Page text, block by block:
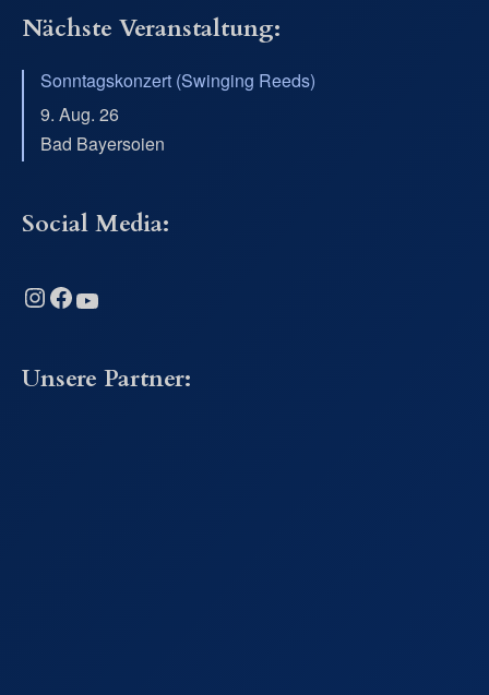
Nächste Veranstaltung:
Sonntagskonzert (Swinging Reeds)
9. Aug. 26
Bad Bayersoien
Social Media:
Instagram Facebook YouTube
Unsere Partner: